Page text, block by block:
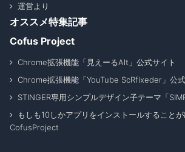
運営より
オススメ特集記事
Cofus Project
Chrome拡張機能「見えーるAlt」公式サイト
Chrome拡張機能「YouTube ScRfixeder」公
STINGER専用シンプルデザイン子テーマ「
もしも10しかアプリをインストールすることが
CofusProject